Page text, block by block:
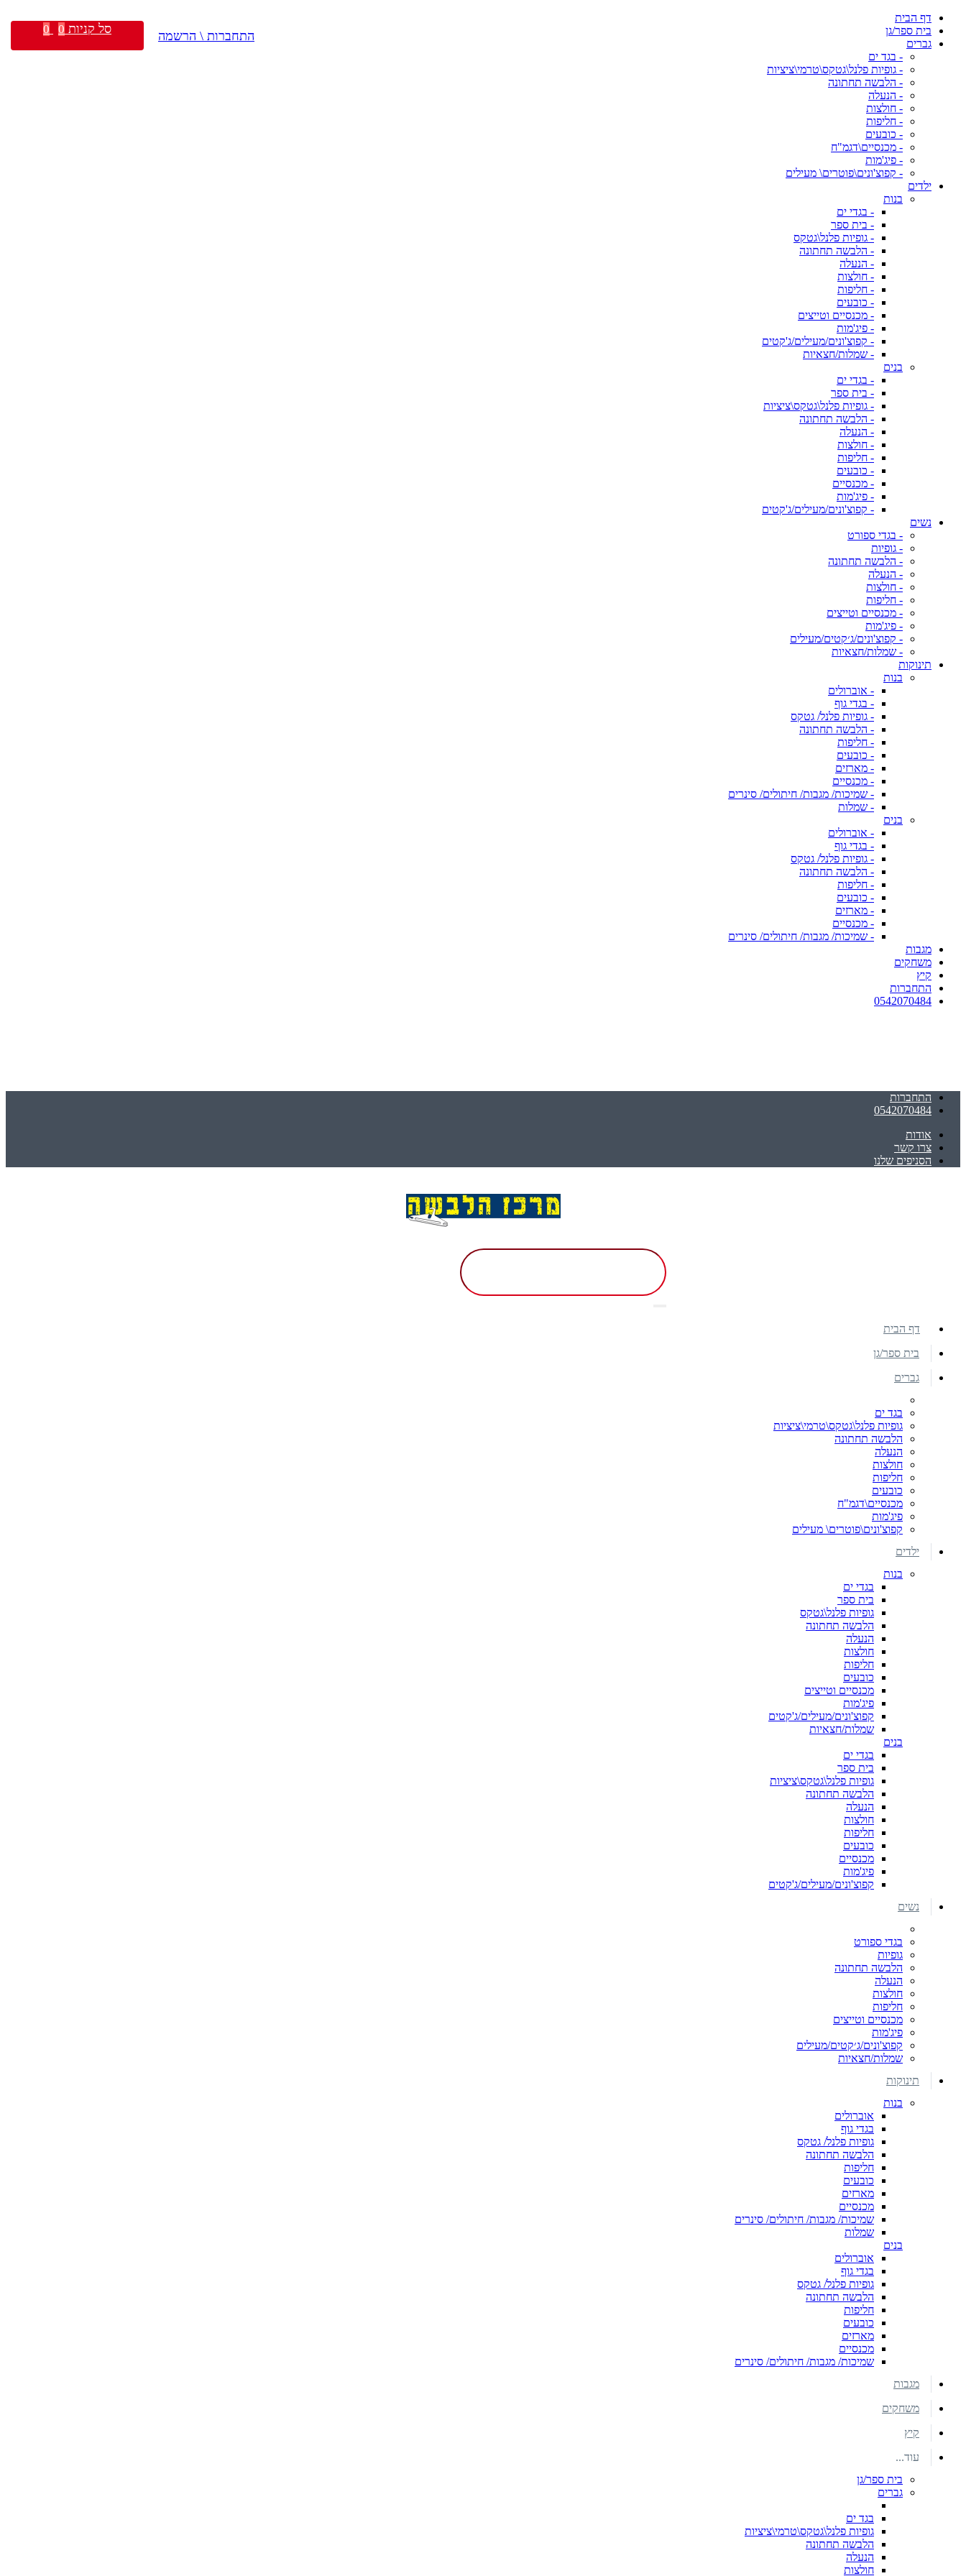
דף הבית
בית ספר/גן
גברים
- בגד ים
- גופיות פלנל\גטקס\טרמי\ציציות
- הלבשה תחתונה
- הנעלה
- חולצות
- חליפות
- כובעים
- מכנסיים\דגמ"ח
- פיג'מות
- קפוצ'ונים\פוטרים\ מעילים
ילדים
בנות
- בגדי ים
- בית ספר
- גופיות פלנל\גטקס
- הלבשה תחתונה
- הנעלה
- חולצות
- חליפות
- כובעים
- מכנסיים וטייצים
- פיג'מות
- קפוצ'ונים/מעילים/ג'קטים
- שמלות/חצאיות
בנים
- בגדי ים
- בית ספר
- גופיות פלנל\גטקס\ציציות
- הלבשה תחתונה
- הנעלה
- חולצות
- חליפות
- כובעים
- מכנסיים
- פיג'מות
- קפוצ'ונים/מעילים/ג'קטים
נשים
- בגדי ספורט
- גופיות
- הלבשה תחתונה
- הנעלה
- חולצות
- חליפות
- מכנסיים וטייצים
- פיג'מות
- קפוצ'ונים/ג׳קטים/מעילים
- שמלות/חצאיות
תינוקות
בנות
- אוברולים
- בגדי גוף
- גופיות פלנל/ גטקס
- הלבשה תחתונה
- חליפות
- כובעים
- מארזים
- מכנסיים
- שמיכות/ מגבות/ חיתולים/ סינרים
- שמלות
בנים
- אוברולים
- בגדי גוף
- גופיות פלנל/ גטקס
- הלבשה תחתונה
- חליפות
- כובעים
- מארזים
- מכנסיים
- שמיכות/ מגבות/ חיתולים/ סינרים
מגבות
משחקים
קיץ
התחברות
0542070484
התחברות
0542070484
אודות
צרו קשר
הסניפים שלנו
התחברות \ הרשמה סל קניות 0
0
דף הבית
בית ספר/גן
גברים
בגד ים
גופיות פלנל\גטקס\טרמי\ציציות
הלבשה תחתונה
הנעלה
חולצות
חליפות
כובעים
מכנסיים\דגמ"ח
פיג'מות
קפוצ'ונים\פוטרים\ מעילים
ילדים
בנות
בגדי ים
בית ספר
גופיות פלנל\גטקס
הלבשה תחתונה
הנעלה
חולצות
חליפות
כובעים
מכנסיים וטייצים
פיג'מות
קפוצ'ונים/מעילים/ג'קטים
שמלות/חצאיות
בנים
בגדי ים
בית ספר
גופיות פלנל\גטקס\ציציות
הלבשה תחתונה
הנעלה
חולצות
חליפות
כובעים
מכנסיים
פיג'מות
קפוצ'ונים/מעילים/ג'קטים
נשים
בגדי ספורט
גופיות
הלבשה תחתונה
הנעלה
חולצות
חליפות
מכנסיים וטייצים
פיג'מות
קפוצ'ונים/ג׳קטים/מעילים
שמלות/חצאיות
תינוקות
בנות
אוברולים
בגדי גוף
גופיות פלנל/ גטקס
הלבשה תחתונה
חליפות
כובעים
מארזים
מכנסיים
שמיכות/ מגבות/ חיתולים/ סינרים
שמלות
בנים
אוברולים
בגדי גוף
גופיות פלנל/ גטקס
הלבשה תחתונה
חליפות
כובעים
מארזים
מכנסיים
שמיכות/ מגבות/ חיתולים/ סינרים
מגבות
משחקים
קיץ
עוד...
בית ספר/גן
גברים
בגד ים
גופיות פלנל\גטקס\טרמי\ציציות
הלבשה תחתונה
הנעלה
חולצות